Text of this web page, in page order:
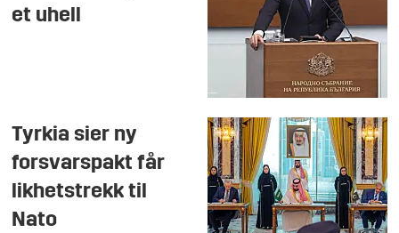
et uhell
Tyrkia sier ny
forsvarspakt får
likhetstrekk til
Nato